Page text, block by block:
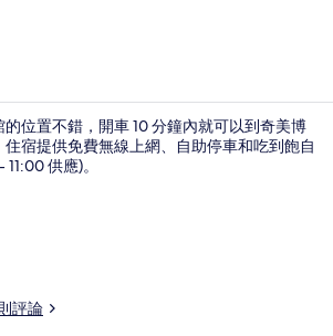
位置不錯，開車 10 分鐘內就可以到奇美博
宿提供免費無線上網、自助停車和吃到飽自
供應)。
評論